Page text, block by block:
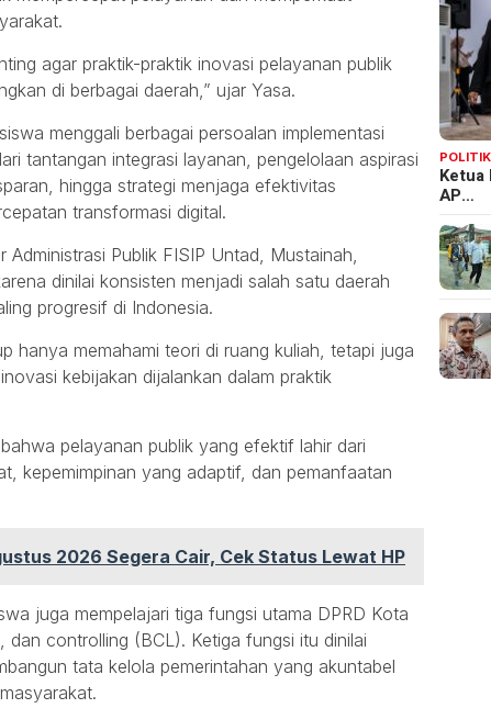
agar praktik-praktik inovasi pelayanan publik
di berbagai daerah,” ujar Yasa.
menggali berbagai persoalan implementasi
tantangan integrasi layanan, pengelolaan aspirasi
hingga strategi menjaga efektivitas
transformasi digital.
Publik FISIP Untad, Mustainah,
dinilai konsisten menjadi salah satu daerah
progresif di Indonesia.
hanya memahami teori di ruang kuliah, tetapi juga
kebijakan dijalankan dalam praktik
pelayanan publik yang efektif lahir dari
kepemimpinan yang adaptif, dan pemanfaatan
2026 Segera Cair, Cek Status Lewat HP
juga mempelajari tiga fungsi utama DPRD Kota
dan controlling (BCL). Ketiga fungsi itu dinilai
tata kelola pemerintahan yang akuntabel
POLITIK
Ketua
AP…